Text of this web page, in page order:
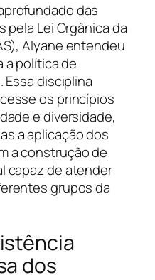
das
Lei Orgânica da
Alyane entendeu
política de
Essa disciplina
os princípios
e diversidade,
a aplicação dos
a construção de
capaz de atender
grupos da
dos